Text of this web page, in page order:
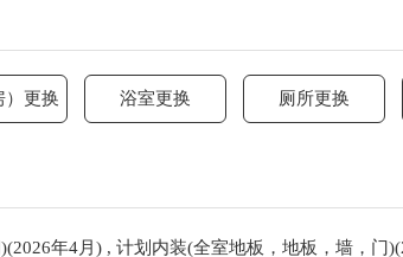
）更换 浴室更换 厕所更换
年4月) , 计划内装(全室地板，地板，墙，门